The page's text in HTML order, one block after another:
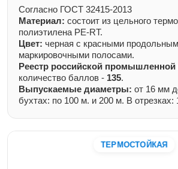
Согласно ГОСТ 32415-2013
Материал: состоит из цельного
полиэтилена PE-RT.
Цвет: черная с красными
маркировочными полосами.
Реестр российской промышленной
количество баллов - 135.
Выпускаемые диаметры: от 16 мм
бухтах: по 100 м. и 200 м. В отрезках:
ТЕРМОСТОЙКАЯ